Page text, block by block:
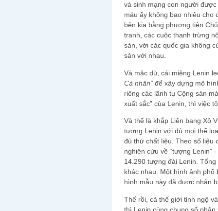
và sinh mạng con người
máu ấy không bao nhiêu cho
bên kia bằng phương tiện
tranh, các cuộc thanh trừng
sản, với các quốc gia không
sản với nhau.
Và mặc dù, cái miệng Lenin
Cá nhân” để xây dựng mô
riêng các lãnh tụ Cộng sản
xuất sắc” của Lenin, thì việc
Và thế là khắp Liên bang Xô
tượng Lenin với đủ mọi thể
đủ thứ chất liệu. Theo số liệu
nghiên cứu về “tượng
14.290 tượng đài Lenin.
khác nhau. Một hình ảnh
hình mẫu này đã được
Thế rồi, cả thế giới tỉnh ngộ